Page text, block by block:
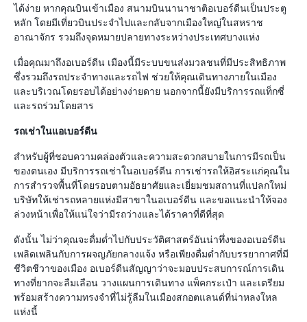
ได้ง่าย หากคุณบินเข้าเมือง สนามบินนานาชาติอเบอร์ดีนเป็นประตู
หลัก โดยมีเที่ยวบินประจำไปและกลับจากเมืองใหญ่ในสหราช
อาณาจักร รวมถึงจุดหมายปลายทางระหว่างประเทศบางแห่ง
เมื่อคุณมาถึงอเบอร์ดีน เมืองนี้มีระบบขนส่งมวลชนที่มีประสิทธิภาพ
ซึ่งรวมถึงรถประจำทางและรถไฟ ช่วยให้คุณเดินทางภายในเมือง
และบริเวณโดยรอบได้อย่างง่ายดาย นอกจากนี้ยังมีบริการรถแท็กซี่
และรถร่วมโดยสาร
รถเช่าในแอเบอร์ดีน
สำหรับผู้ที่ชอบความคล่องตัวและความสะดวกสบายในการมีรถเป็น
ของตนเอง มีบริการรถเช่าในอเบอร์ดีน การเช่ารถให้อิสระแก่คุณใน
การสำรวจพื้นที่โดยรอบตามอัธยาศัยและเยี่ยมชมสถานที่แปลกใหม่
บริษัทให้เช่ารถหลายแห่งมีสาขาในอเบอร์ดีน และขอแนะนำให้จอง
ล่วงหน้าเพื่อให้แน่ใจว่ามีรถว่างและได้ราคาที่ดีที่สุด
ดังนั้น ไม่ว่าคุณจะดื่มด่ำไปกับประวัติศาสตร์อันน่าทึ่งของอเบอร์ดีน
เพลิดเพลินกับการผจญภัยกลางแจ้ง หรือเพียงดื่มด่ำกับบรรยากาศที่มี
ชีวิตชีวาของเมือง อเบอร์ดีนสัญญาว่าจะมอบประสบการณ์การเดิน
ทางที่ยากจะลืมเลือน วางแผนการเดินทาง แพ็คกระเป๋า และเตรียม
พร้อมสร้างความทรงจำที่ไม่รู้ลืมในเมืองสกอตแลนด์ที่น่าหลงใหล
แห่งนี้